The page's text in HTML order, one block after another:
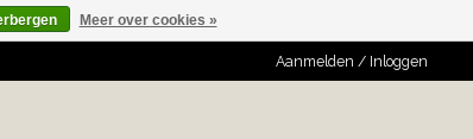
Aanmelden / Inloggen
Meer over cookies »